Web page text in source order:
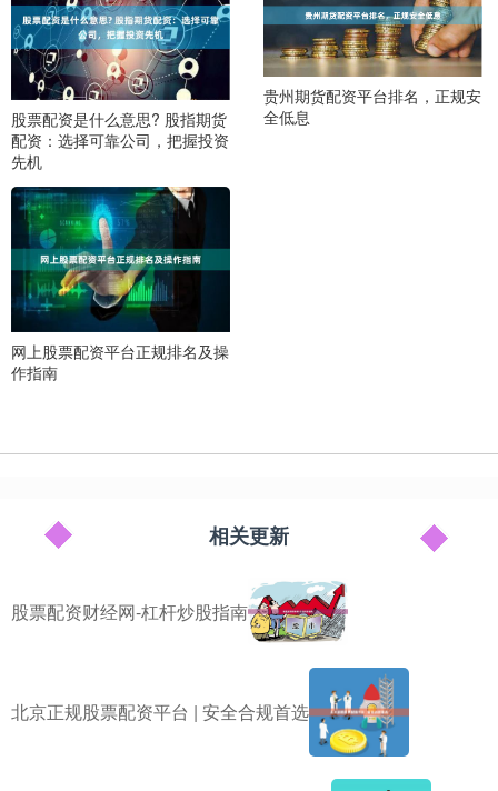
股票配资是什么意思? 股指期货
配资：选择可靠公司，把握投资
先机
贵州期货配资平台排名，正规安
全低息
网上股票配资平台正规排名及操
作指南
相关更新
股票配资财经网-杠杆炒股指南
北京正规股票配资平台 | 安全合规首选